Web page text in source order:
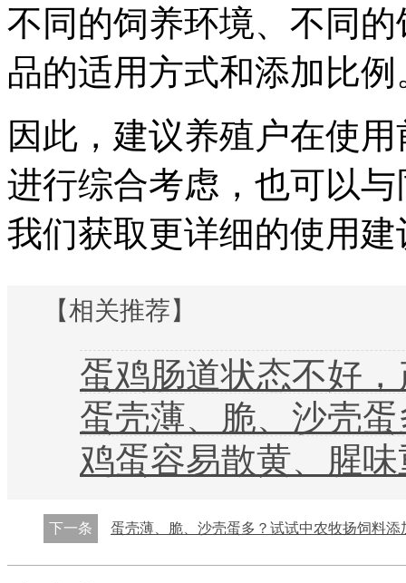
不同的饲养环境、不同
品的适用方式和添加比
因此，建议养殖户在使
进行综合考虑，也可以
我们获取更详细的使用建
【相关推荐】
蛋鸡肠道状态不好，产
蛋壳薄、脆、沙壳蛋多？试
鸡蛋容易散黄、腥味重？
下一条 蛋壳薄、脆、沙壳蛋多？试试中农牧扬饲料